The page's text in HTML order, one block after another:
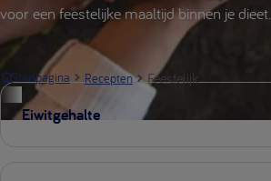
voor een feestelijke maaltijd binnen je dieet.
Startpagina Recepten Feestelijk
Eiwitgehalte